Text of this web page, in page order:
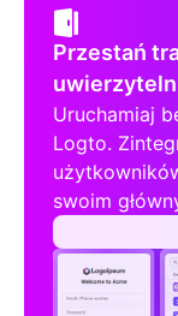
Przestań
Uruchamiaj
Logto.
swoim